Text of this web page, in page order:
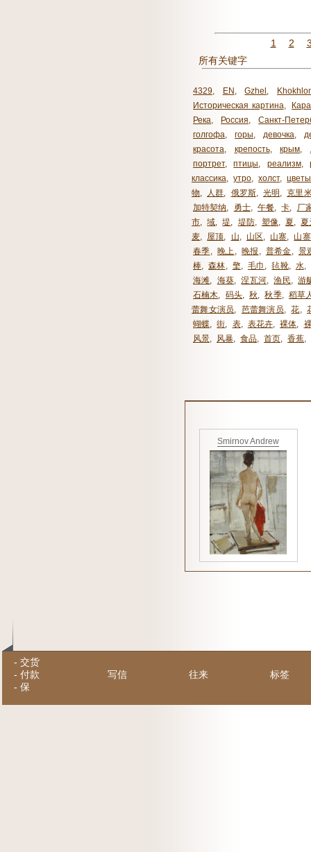
1 2
所有关键字
4329, EN , Gzhel ,
Историческая картина,
Река, Россия,
Санкт-
голгофа, горы, девочка,
красота, крепость, крым,
портрет, птицы, реализм,
классика, утро, холст, цветы
物, 人群, 俄罗斯, 光明 , 克里
加特契纳, 勇士, 午餐, 卡,
厂
市, 域, 堤, 堤防, 塑像, 夏, 夏
麦, 屋顶, 山, 山区, 山寨, 山
春季, 晚上, 晚报 , 普希金, 景
棒, 森林, 檠, 毛巾 , 毡靴, 水,
海滩, 海葵, 涅瓦河, 渔民, 游
石楠木, 码头, 秋, 秋季, 稻草
蕾舞女演员, 芭蕾舞演员, 花,
蝴蝶, 街, 表, 表花卉, 裸体,
风景, 风暴, 食品, 首页, 香蕉,
Smirnov Andrew
- 交货
- 付款
- 保
写信 往来 标签